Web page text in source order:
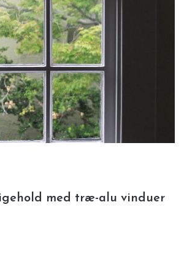
med træ-alu
med træ-alu vinduer